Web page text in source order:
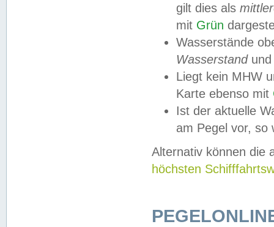
gilt dies als
mit Grün
Wasserstände
Wasserstandund
Liegt kein MHW
Karte ebenso mit
Ist der aktuelle
am Pegel vor,
Alternativ können die
höchsten